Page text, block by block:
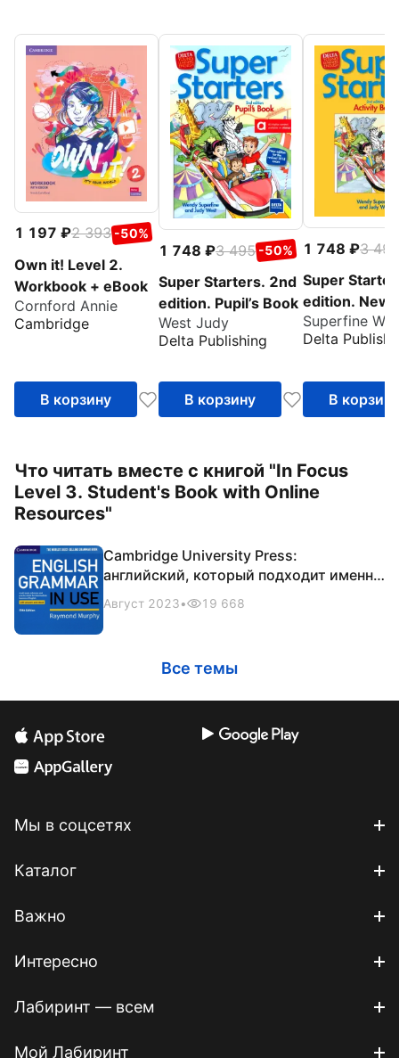
1 197 2 393 -50%
Own it! Level 2.
Workbook + eBook
Cornford Annie
Cambridge
В корзину
1 748 3 495 -50%
Super Starters. 2nd
edition. Pupil’s Book
West Judy
Delta Publishing
В корзину
1 748
3 495
Super
edition. New
for the
2018 exam.
Superfine
Delta
В корзину
Что читать вместе с книгой "In Focus
Level 3. Student's Book with Online
Resources"
Cambridge University Press:
английский, который подходит именно
вам
Август 2023• 19 668
Все темы
Мы в соцсетях
Каталог
Важно
Интересно
Лабиринт — всем
Мой Лабиринт